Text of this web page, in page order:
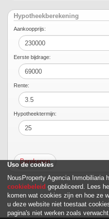
Hypotheekberekening
Aankoopprijs:
Eerste bijdrage:
Rente:
Hypotheektermijn:
Uso de cookies
NousProperty Agencia Inmobiliaria
cookiebeleid gepubliceerd. Lees
komen wat cookies zijn en hoe ze
u deze website niet toestaat
pagina's niet werken zoals